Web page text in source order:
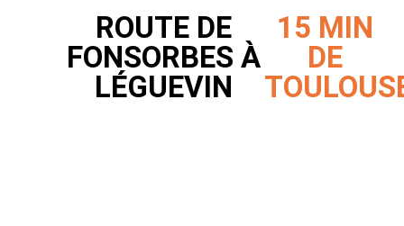
ROUTE DE
FONSORBES À
LÉGUEVIN
15 MIN
DE